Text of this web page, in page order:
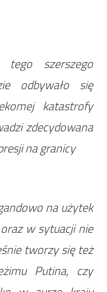
tego szerszego
odbywało się
katastrofy
zdecydowana
na granicy
na użytek
w sytuacji nie
tworzy się też
Putina, czy